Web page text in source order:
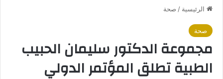
الرئيسية / صحة
صحة
مجموعة الدكتور سليمان الحبيب
الطبية تطلق المؤتمر الدولي